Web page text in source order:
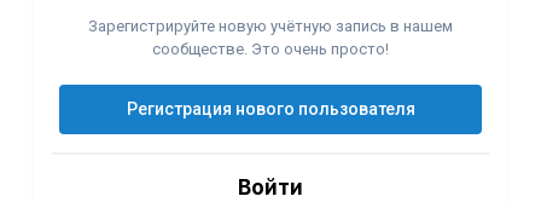
Зарегистрируйте новую учётную запись в нашем
сообществе. Это очень просто!
Регистрация нового пользователя
Войти